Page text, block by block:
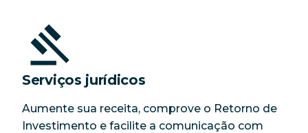
Serviços jurídicos
Aumente sua receita, comprove o Retorno de
Investimento e facilite a comunicação com